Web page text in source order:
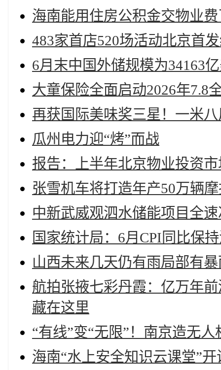
海南能用住房公积金交物业
483家首店520场活动北京首
6月末中国外储规模为34163
大童保险全面启动2026年7.8
再获国际美味奖三星！一米
瓜州电力迎“烤”而战
报告：上半年北京物业投资
张雪机车将打造年产50万辆
中新武威观泗水储能项目全
国家统计局：6月CPI同比保
山西未来几天仍有雨局部有
航拍张掖七彩丹霞：亿万年
藏在这里
“有线”变“无限”！南京造无
海南“水上安全知识云课堂”开